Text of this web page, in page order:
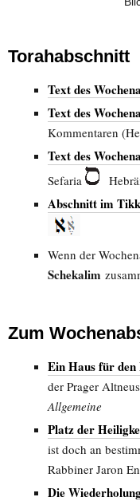
Torahabschnitt
Text des
Text des
Kommentaren
Text des
Sefaria
Abschnitt im
Wenn der
Schekalim
Zum
Ein Haus für den
der Prager
Allgemeine
Platz der
ist doch an
Rabbiner Jaron
Die